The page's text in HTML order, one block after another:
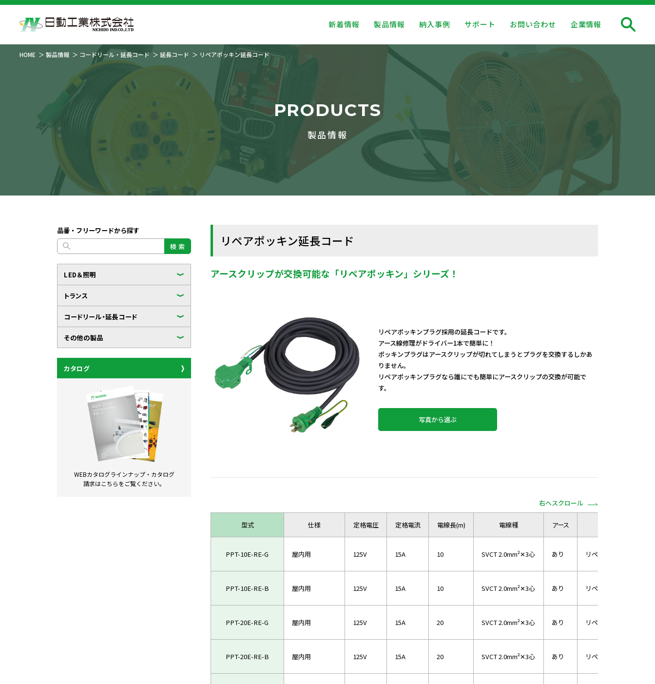
新着情報 製品情報 納入事例 サポート お問い合わせ 企業情報
HOME 製品情報 コードリール・延長コード 延長コード リペアポッキン延長コード
PRODUCTS
製品情報
品番・フリーワードから探す
検 索
LED＆照明
トランス
コードリール・延長コード
その他の製品
カタログ
WEBカタログラインナップ・ カタログ
請求はこちらをご覧ください。
リペアポッキン延長コード
アースクリップが交換可能な「リペアポッキン」シリーズ！
リペアポッキンプラグ採用の延長コードです。
アース線修理がドライバー1本で簡単に！
ポッキンプラグはアースクリップが切れてしまうとプラグを交換するしかあ
りません。
リペアポッキンプラグなら誰にでも簡単にアースクリップの交換が可能で
す。
写真から選ぶ
右へスクロール
型式 仕様 定格電圧 定格電流 電線長(m) 電線種 アース
PPT-10E-RE-G 屋内用 125V 15A 10 SVCT 2.0mm²✕3心 あり リペアポッキンプラグ
PPT-10E-RE-B 屋内用 125V 15A 10 SVCT 2.0mm²✕3心 あり リペアポッキンプラグ
PPT-20E-RE-G 屋内用 125V 15A 20 SVCT 2.0mm²✕3心 あり リペアポッキンプラグ
PPT-20E-RE-B 屋内用 125V 15A 20 SVCT 2.0mm²✕3心 あり リペアポッキンプラグ